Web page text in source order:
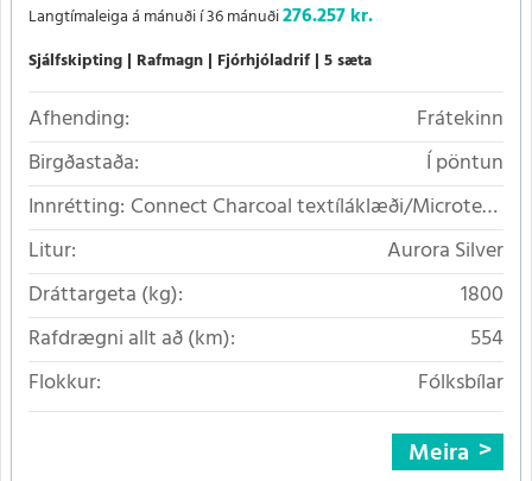
Langtímaleiga á mánuði í 36 mánuði276.257 kr.
Sjálfskipting Rafmagn Fjórhjóladrif 5 sæta
Afhending:
Frátekinn
Birgðastaða:
Í pöntun
Innrétting: Connect Charcoal textíláklæði/Microtech
á slitflötum
Litur:
Aurora Silver
Dráttargeta (kg):
1800
Rafdrægni allt að (km):
554
Flokkur:
Fólksbílar
Meira